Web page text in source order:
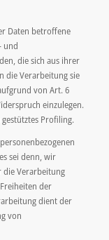
Daten betroffene
und
die sich aus ihrer
die Verarbeitung sie
von Art. 6
einzulegen.
Profiling.
sei denn, wir
die Verarbeitung
der
dient der
von